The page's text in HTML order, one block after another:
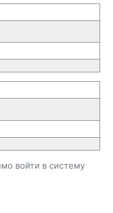
войти в систему